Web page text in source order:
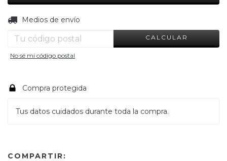
Entregas para el CP:
Medios de envío
CALCULAR
No sé mi código postal
Compra protegida
Tus datos cuidados durante toda la compra.
COMPARTIR: